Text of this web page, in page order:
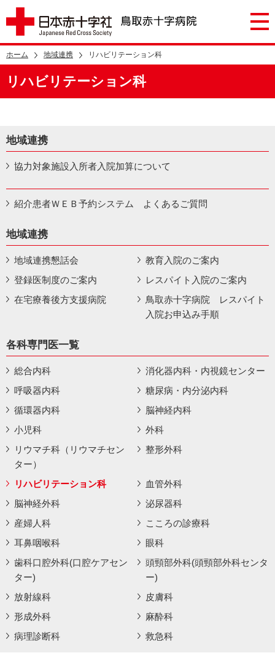
ホーム 地域連携 リハビリテーション科
リハビリテーション科
地域連携
協力対象施設入所者入院加算について
紹介患者ＷＥＢ予約システム よくあるご質問
地域連携
地域連携懇話会
教育入院のご案内
登録医制度のご案内
レスパイト入院のご案内
在宅療養後方支援病院
鳥取赤十字病院 レスパイト
入院お申込み手順
各科専門医一覧
総合内科
消化器内科・内視鏡センター
呼吸器内科
糖尿病・内分泌内科
循環器内科
脳神経内科
小児科
外科
リウマチ科（リウマチセン
ター）
整形外科
リハビリテーション科
血管外科
脳神経外科
泌尿器科
産婦人科
こころの診療科
耳鼻咽喉科
眼科
歯科口腔外科(口腔ケアセン
ター)
頭頸部外科(頭頸部外科センタ
ー)
放射線科
皮膚科
形成外科
麻酔科
病理診断科
救急科